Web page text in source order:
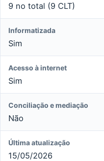
9 no total (9 CLT)
Informatizada
Sim
Acesso à internet
Sim
Conciliação e mediação
Não
Última atualização
15/05/2026